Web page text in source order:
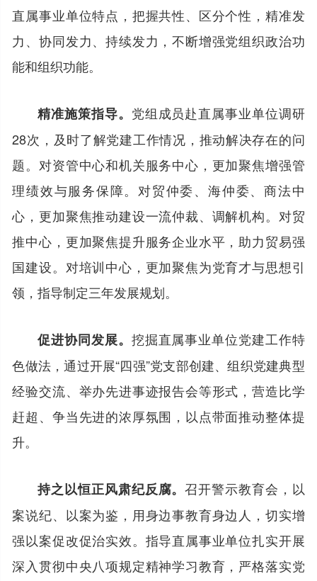
直属事业单位特点，把握共性、区分个性，精准发
力、协同发力、持续发力，不断增强党组织政治功
能和组织功能。
精准施策指导。 党组成员赴直属事业单位调研
28次，及时了解党建工作情况，推动解决存在的问
题。对资管中心和机关服务中心，更加聚焦增强管
理绩效与服务保障。对贸仲委、海仲委、商法中
心，更加聚焦推动建设一流仲裁、调解机构。对贸
推中心，更加聚焦提升服务企业水平，助力贸易强
国建设。对培训中心，更加聚焦为党育才与思想引
领，指导制定三年发展规划。
促进协同发展。 挖掘直属事业单位党建工作特
色做法，通过开展“四强”党支部创建、组织党建典型
经验交流、举办先进事迹报告会等形式，营造比学
赶超、争当先进的浓厚氛围，以点带面推动整体提
升。
持之以恒正风肃纪反腐。召开警示教育会，以
案说纪、以案为鉴，用身边事教育身边人，切实增
强以案促改促治实效。指导直属事业单位扎实开展
深入贯彻中央八项规定精神学习教育，严格落实党